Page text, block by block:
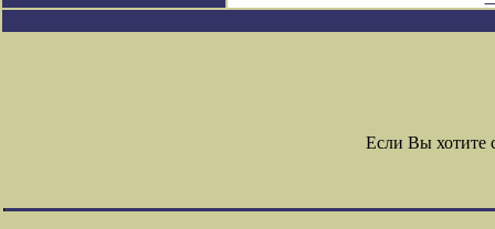
Если Вы хотите